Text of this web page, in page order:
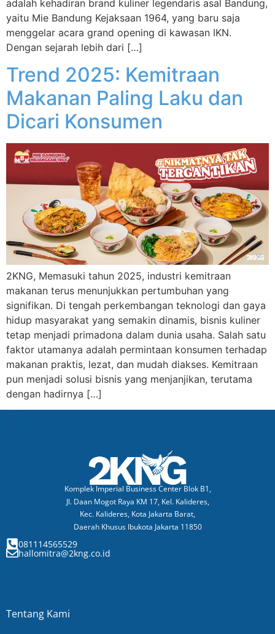
adalah kehadiran brand kuliner legendaris asal Bandung,
yaitu Mie Bandung Kejaksaan 1964, yang baru saja
menggelar acara grand opening di kawasan IKN.
Dengan sejarah lebih dari […]
Trend 2025: Kemitraan
Makanan Paling Laku dan
Dicari Konsumen
2KNG, Memasuki tahun 2025, industri kemitraan
makanan terus menunjukkan pertumbuhan yang
signifikan. Di tengah perkembangan teknologi dan gaya
hidup masyarakat yang semakin dinamis, bisnis kuliner
tetap menjadi primadona dalam dunia usaha. Salah satu
faktor utamanya adalah permintaan konsumen terhadap
makanan praktis, lezat, dan mudah diakses. Kemitraan
pun menjadi solusi bisnis yang menjanjikan, terutama
dengan hadirnya […]
Komplek Imperial Business Center Blok B1,
Jl. Daan Mogot Raya KM 17, Kel. Kalideres,
Kec. Kalideres, Kota Jakarta Barat,
Daerah Khusus Ibukota Jakarta 11850
081114565529​
hallomitra@2kng.co.id
Tentang Kami